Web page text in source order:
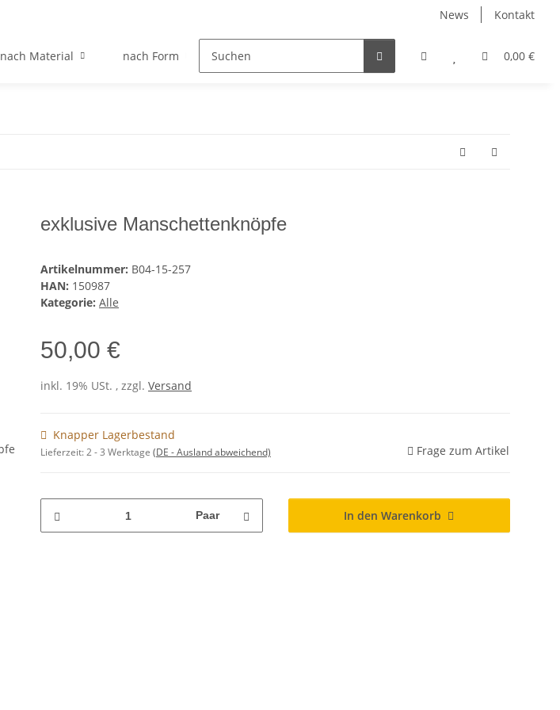
News Kontakt
0,00 €
nach Material nach Form nach Farbe Angebote %
exklusive Manschettenknöpfe
Artikelnummer: B04-15-257
HAN: 150987
Kategorie: Alle
50,00 €
inkl. 19% USt. , zzgl. Versand
Knapper Lagerbestand
Lieferzeit:2 - 3 Werktage (DE - Ausland abweichend) Frage zum Artikel
Paar In den Warenkorb